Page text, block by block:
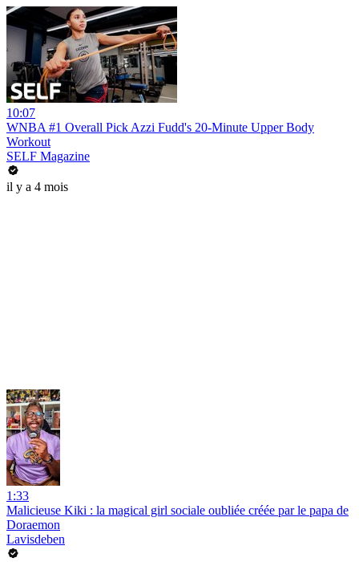
10:07
WNBA #1 Overall Pick Azzi Fudd's 20-Minute Upper Body
Workout
SELF Magazine
il y a 4 mois
1:33
Malicieuse Kiki : la magical girl sociale oubliée créée par le papa de
Doraemon
Lavisdeben